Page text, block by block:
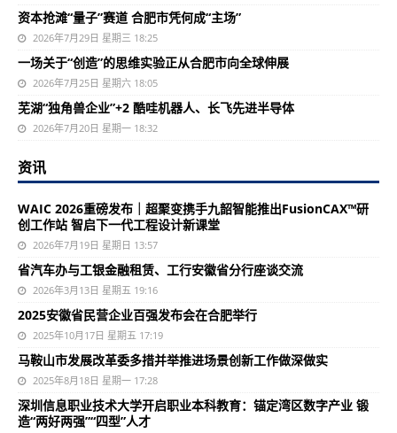
资本抢滩“量子”赛道 合肥市凭何成“主场”
2026年7月29日 星期三 18:25
一场关于“创造”的思维实验正从合肥市向全球伸展
2026年7月25日 星期六 18:05
芜湖“独角兽企业”+2 酷哇机器人、长飞先进半导体
2026年7月20日 星期一 18:32
资讯
WAIC 2026重磅发布｜超聚变携手九韶智能推出FusionCAX™研
创工作站 智启下一代工程设计新课堂
2026年7月19日 星期日 13:57
省汽车办与工银金融租赁、工行安徽省分行座谈交流
2026年3月13日 星期五 19:16
2025安徽省民营企业百强发布会在合肥举行
2025年10月17日 星期五 17:19
马鞍山市发展改革委多措并举推进场景创新工作做深做实
2025年8月18日 星期一 17:28
深圳信息职业技术大学开启职业本科教育：锚定湾区数字产业 锻
造“两好两强”“四型”人才